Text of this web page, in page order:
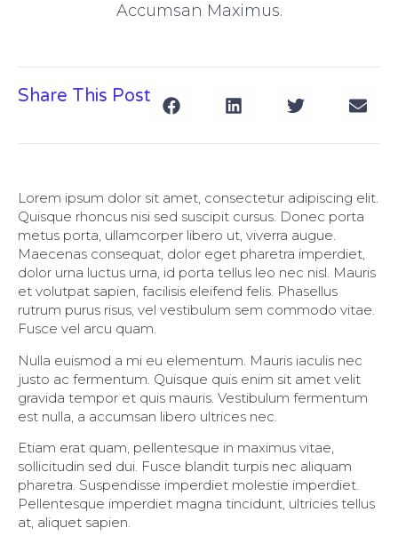
Accumsan Maximus.
Share This Post
Lorem ipsum dolor sit amet, consectetur adipiscing elit.
Quisque rhoncus nisi sed suscipit cursus. Donec porta
metus porta, ullamcorper libero ut, viverra augue.
Maecenas consequat, dolor eget pharetra imperdiet,
dolor urna luctus urna, id porta tellus leo nec nisl. Mauris
et volutpat sapien, facilisis eleifend felis. Phasellus
rutrum purus risus, vel vestibulum sem commodo vitae.
Fusce vel arcu quam.
Nulla euismod a mi eu elementum. Mauris iaculis nec
justo ac fermentum. Quisque quis enim sit amet velit
gravida tempor et quis mauris. Vestibulum fermentum
est nulla, a accumsan libero ultrices nec.
Etiam erat quam, pellentesque in maximus vitae,
sollicitudin sed dui. Fusce blandit turpis nec aliquam
pharetra. Suspendisse imperdiet molestie imperdiet.
Pellentesque imperdiet magna tincidunt, ultricies tellus
at, aliquet sapien.